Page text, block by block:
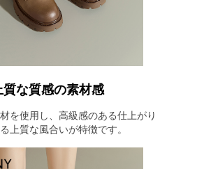
質な質感の素材感
を使用し、高級感のある仕上がり
上質な風合いが特徴です。